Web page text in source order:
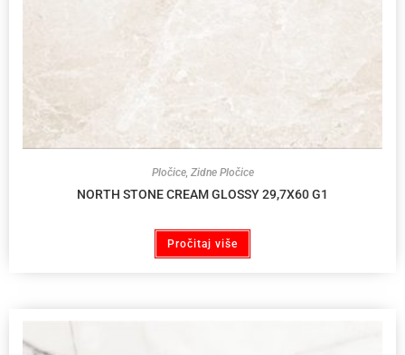
Pločice, Zidne Pločice
NORTH STONE CREAM GLOSSY 29,7X60 G1
Pročitaj više